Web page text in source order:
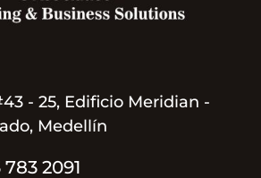
- 25, Edificio Meridian -
Medellín
783 2091